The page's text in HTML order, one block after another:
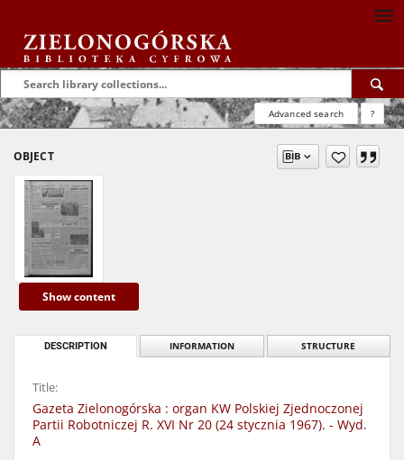
Advanced search ?
OBJECT
Show content
DESCRIPTION INFORMATION STRUCTURE
Title:
Gazeta Zielonogórska : organ KW Polskiej Zjednoczonej
Partii Robotniczej R. XVI Nr 20 (24 stycznia 1967). - Wyd.
A